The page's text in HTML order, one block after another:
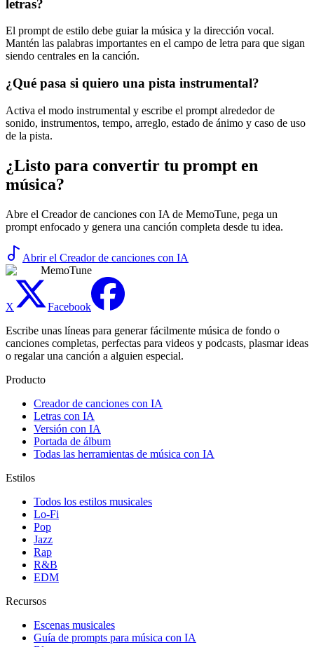
letras?
El prompt de estilo debe guiar la música y la dirección vocal.
Mantén las palabras importantes en el campo de letra para que sigan
siendo centrales en la canción.
¿Qué pasa si quiero una pista instrumental?
Activa el modo instrumental y escribe el prompt alrededor de
sonido, instrumentos, tempo, arreglo, estado de ánimo y caso de uso
de la pista.
¿Listo para convertir tu prompt en
música?
Abre el Creador de canciones con IA de MemoTune, pega un
prompt enfocado y genera una canción completa desde tu idea.
Abrir el Creador de canciones con IA
MemoTune
X
Facebook
Escribe unas líneas para generar fácilmente música de fondo o
canciones completas, perfectas para videos y podcasts, plasmar ideas
o regalar una canción a alguien especial.
Producto
Creador de canciones con IA
Letras con IA
Versión con IA
Portada de álbum
Todas las herramientas de música con IA
Estilos
Todos los estilos musicales
Lo-Fi
Pop
Jazz
Rap
R&B
EDM
Recursos
Escenas musicales
Guía de prompts para música con IA